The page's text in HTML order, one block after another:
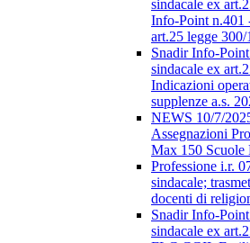
sindacale ex
Info-Point n.401
art.25 legge 300/
Snadir Info-
sindacale ex
Indicazioni
supplenze a.s.
NEWS 10/7/
Assegnazioni
Max 150
Professione i.r.
sindacale;
docenti di
Snadir Info-
sindacale ex